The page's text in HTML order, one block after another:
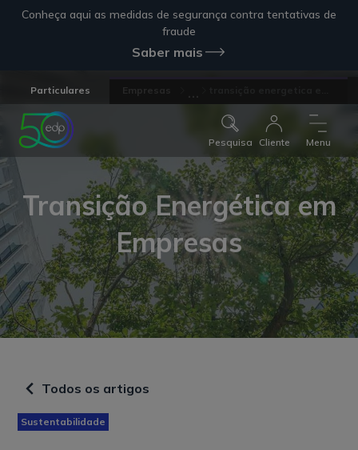
Conheça aqui as medidas de segurança contra tentativas de
fraude
Saber mais
Particulares
Pesquisa Cliente Menu
Transição Energética em
Empresas
Todos os artigos
Sustentabilidade